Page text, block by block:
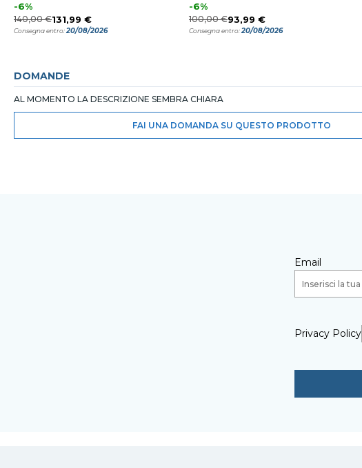
-6%
140,00 €131,99 €
Consegna entro:20/08/2026
-6%
100,00 €93,99 €
Consegna entro:20/08/2026
DOMANDE
AL MOMENTO LA DESCRIZIONE SEMBRA CHIARA
FAI UNA DOMANDA SU QUESTO PRODOTTO
Email
Privacy Policy